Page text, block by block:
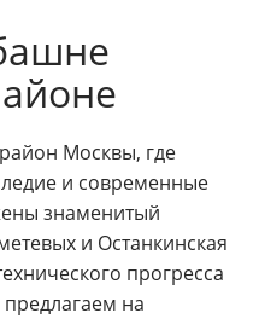
Москвы, где
и современные
знаменитый
и Останкинская
прогресса
на